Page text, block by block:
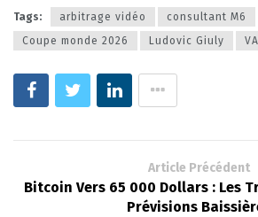
Tags: arbitrage vidéo
consultant M6
Coupe monde 2026
Ludovic Giuly
Article Précédent
Bitcoin Vers 65 000 Dollars : Les
Prévisions